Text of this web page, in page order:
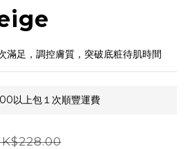
滿足，調控膚質，突破底粧待肌時間
以上包１次順豐運費